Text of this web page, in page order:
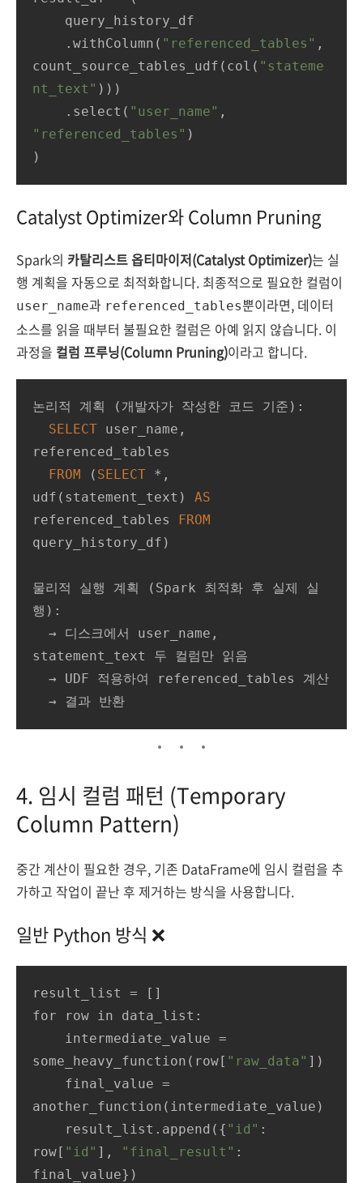
    .withColumn(
"referenced_tables" ,
count_source_tables_udf(col( "stateme
nt_text" )))
    .select(
"user_name"
"referenced_tables" )
)
Catalyst Optimizer와 Column Pruning
Spark의 카탈리스트 옵티마이저(Catalyst Optimizer)는 실
행 계획을 자동으로 최적화합니다. 최종적으로 필요한 컬럼이
user_name과 referenced_tables뿐이라면, 데이터
소스를 읽을 때부터 불필요한 컬럼은 아예 읽지 않습니다. 이
과정을 컬럼 프루닝(Column Pruning)이라고 합니다.
논리적 계획 (개발자가 작성한 코드 기준):
SELECT user_name,
referenced_tables
FROM ( SELECT *,
udf(statement_text) AS
referenced_tables FROM
query_history_df)
물리적 실행 계획 (Spark 최적화 후 실제 실
행):
statement_text 두 컬럼만 읽음
  → 결과 반환
4. 임시 컬럼 패턴 (Temporary
Column Pattern)
중간 계산이 필요한 경우, 기존 DataFrame에 임시 컬럼을 추
가하고 작업이 끝난 후 제거하는 방식을 사용합니다.
일반 Python 방식 ❌
result_list = []
for row in data_list:
some_heavy_function(row[ "raw_data" ])
another_function(intermediate_value)
    result_list.append({
"id" :
row[ "id" ], "final_result" :
final_value})